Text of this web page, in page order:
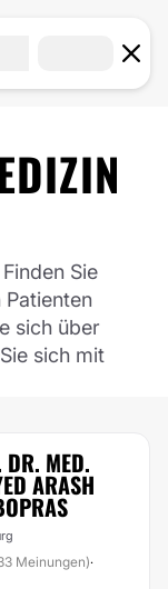
Sie
sich über
sich mit
MED.
ARASH
Meinungen)·